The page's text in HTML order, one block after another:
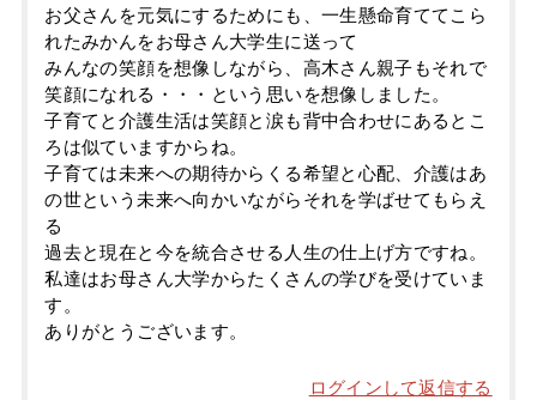
お父さんを元気にするためにも、一生懸命育ててこら
れたみかんをお母さん大学生に送って
みんなの笑顔を想像しながら、高木さん親子もそれで
笑顔になれる・・・という思いを想像しました。
子育てと介護生活は笑顔と涙も背中合わせにあるとこ
ろは似ていますからね。
子育ては未来への期待からくる希望と心配、介護はあ
の世という未来へ向かいながらそれを学ばせてもらえ
る
過去と現在と今を統合させる人生の仕上げ方ですね。
私達はお母さん大学からたくさんの学びを受けていま
す。
ありがとうございます。
ログインして返信する